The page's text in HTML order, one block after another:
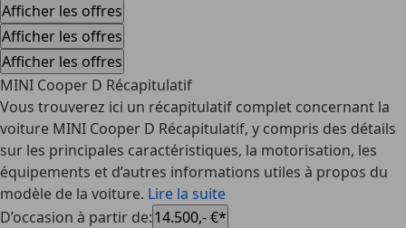
Afficher les offres
Afficher les offres
Afficher les offres
MINI Cooper D Récapitulatif
Vous trouverez ici un récapitulatif complet concernant la
voiture MINI Cooper D Récapitulatif, y compris des détails
sur les principales caractéristiques, la motorisation, les
équipements et d’autres informations utiles à propos du
modèle de la voiture. Lire la suite
D’occasion à partir de:14.500,- €*